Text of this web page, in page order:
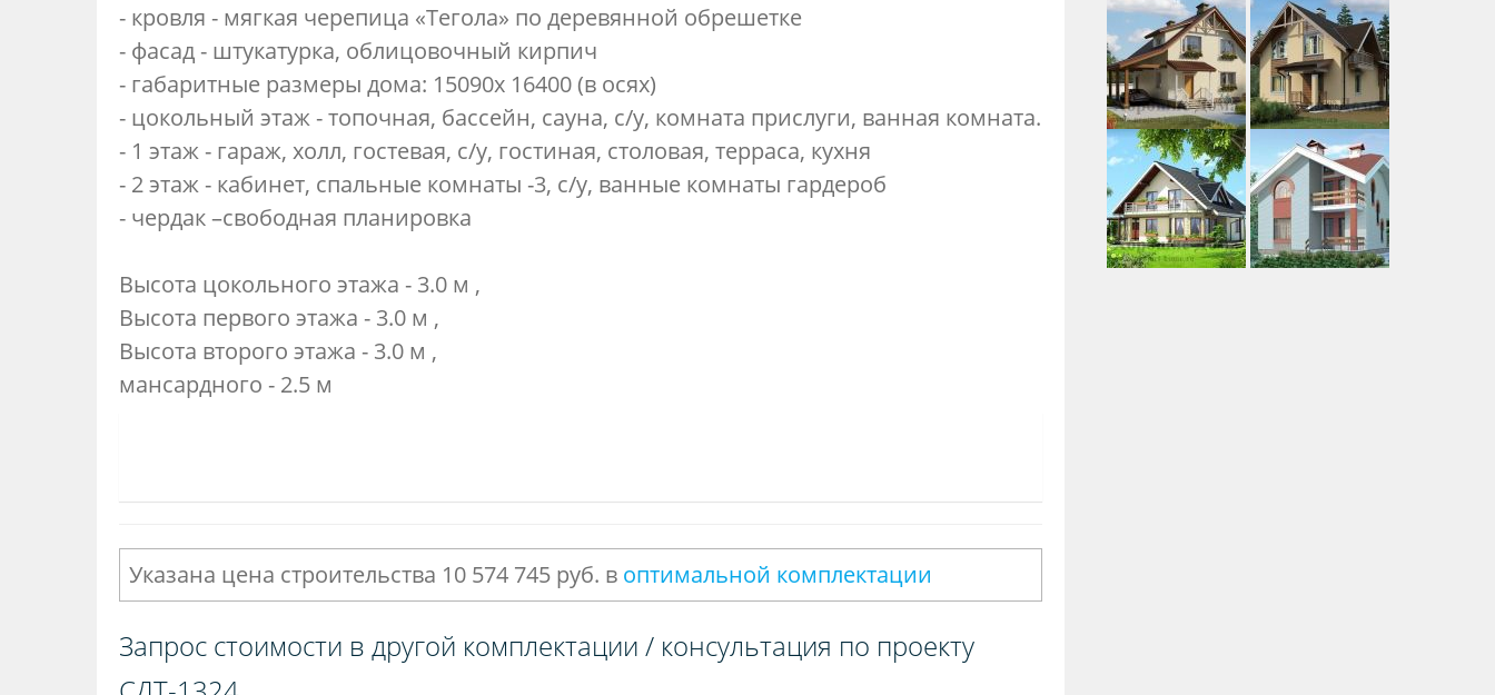
- кровля - мягкая черепица «Тегола» по деревянной обрешетке
- фасад - штукатурка, облицовочный кирпич
- габаритные размеры дома: 15090х 16400 (в осях)
- цокольный этаж - топочная, бассейн, сауна, с/у, комната прислуги, ванная комната.
- 1 этаж - гараж, холл, гостевая, с/у, гостиная, столовая, терраса, кухня
- 2 этаж - кабинет, спальные комнаты -3, с/у, ванные комнаты гардероб
- чердак –свободная планировка
Высота цокольного этажа - 3.0 м ,
Высота первого этажа - 3.0 м ,
Высота второго этажа - 3.0 м ,
мансардного - 2.5 м
Указана цена строительства 10 574 745 руб. в оптимальной комплектации
Запрос стоимости в другой комплектации / консультация по проекту